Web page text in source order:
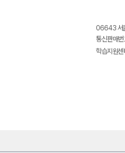
06643 서
통신판매
학습지원